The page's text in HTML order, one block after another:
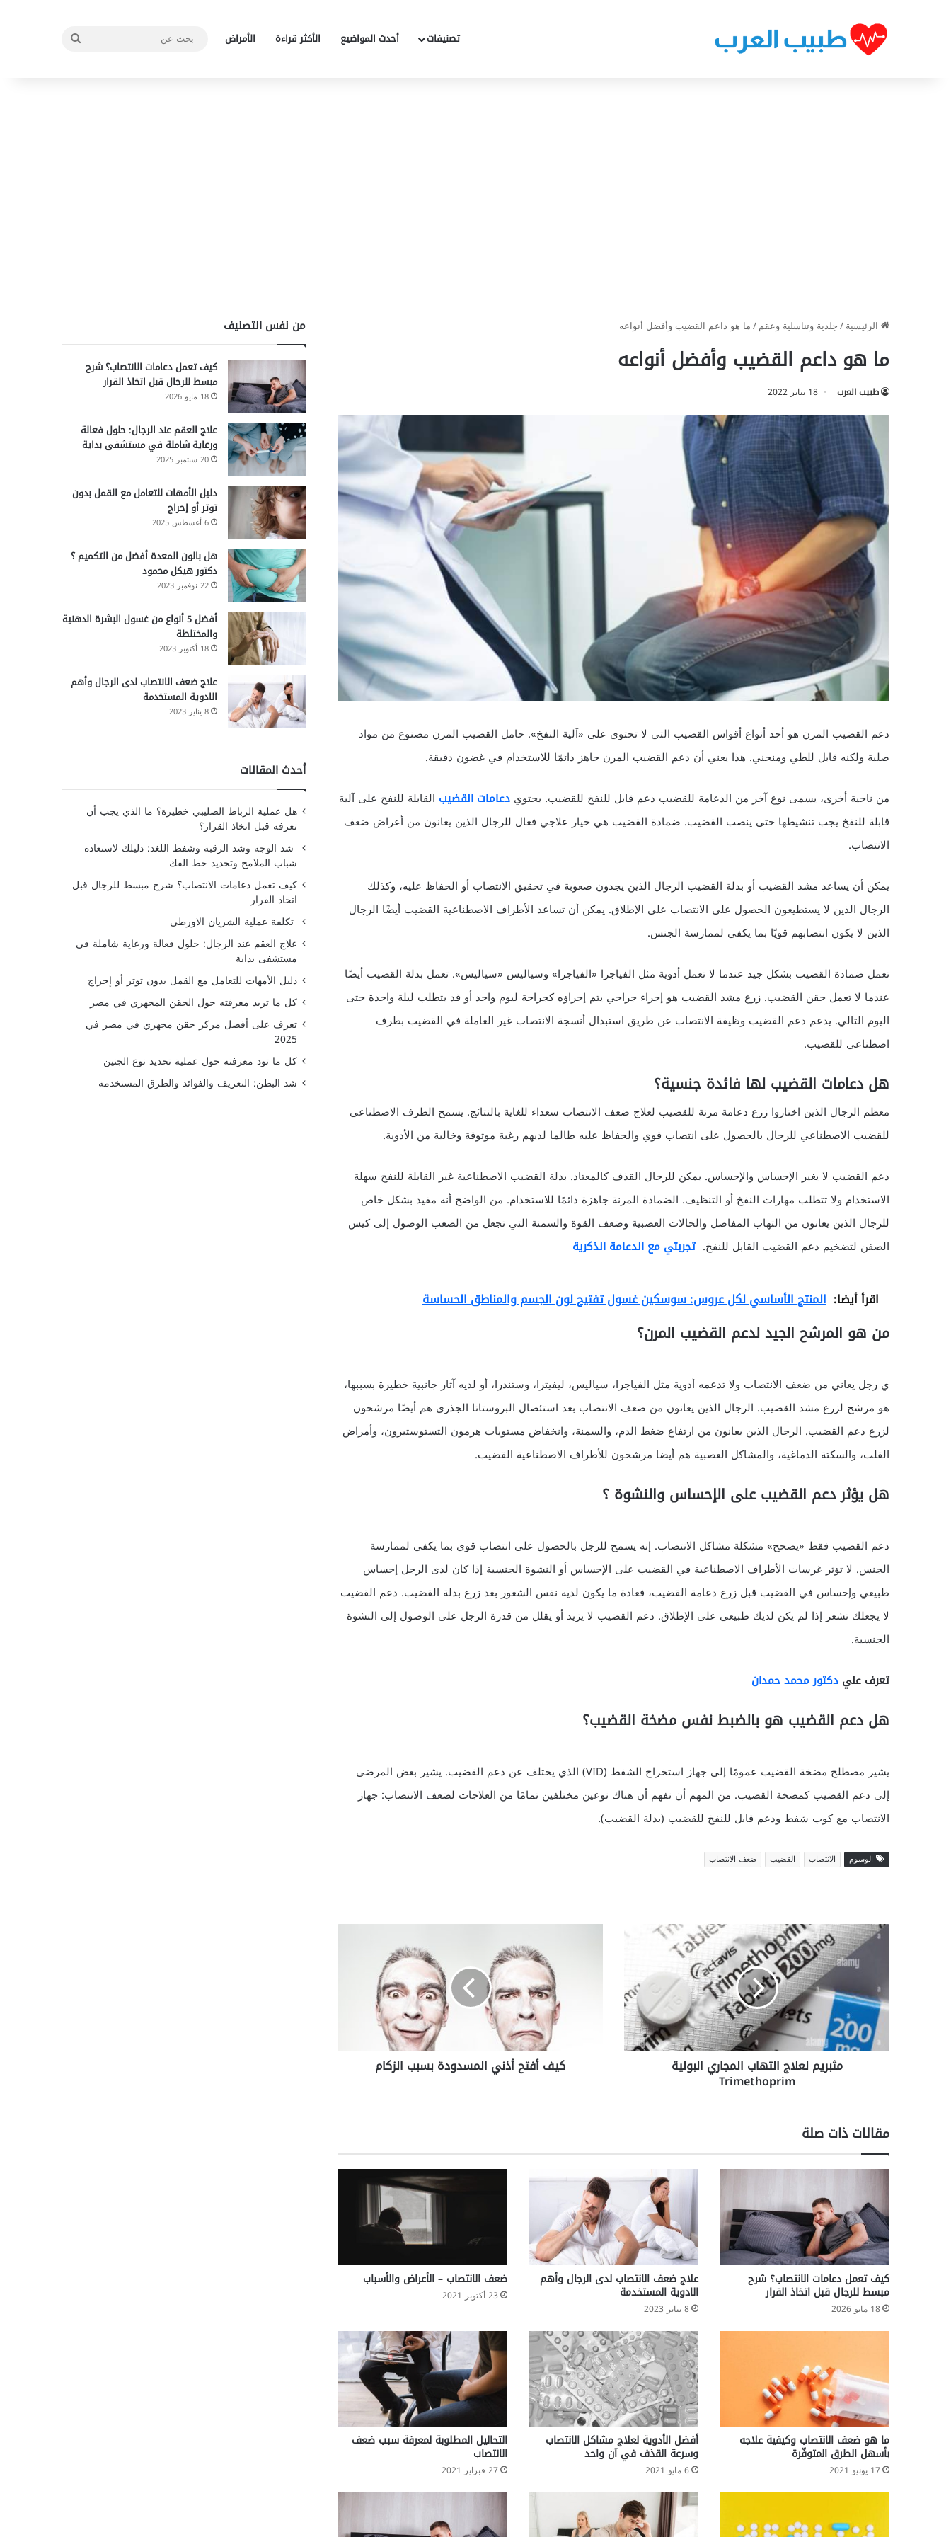
تصنيفات أحدث المواضيع الأكثر قراءة الأمراض
بحث
الرئيسية/جلدية وتناسلية وعقم/ما هو داعم القضيب وأفضل أنواعه
ما هو داعم القضيب وأفضل أنواعه
طبيب العرب 18 يناير 2022
دعم القضيب المرن هو أحد أنواع أقواس القضيب التي لا تحتوي على «آلية النفخ». حامل القضيب المرن مصنوع من مواد
صلبة ولكنه قابل للطي ومنحني. هذا يعني أن دعم القضيب المرن جاهز دائمًا للاستخدام في غضون دقيقة.
من ناحية أخرى، يسمى نوع آخر من الدعامة للقضيب دعم قابل للنفخ للقضيب. يحتوي دعامات القضيب القابلة للنفخ على آلية
قابلة للنفخ يجب تنشيطها حتى ينصب القضيب. ضمادة القضيب هي خيار علاجي فعال للرجال الذين يعانون من أعراض ضعف
الانتصاب.
يمكن أن يساعد مشد القضيب أو بدلة القضيب الرجال الذين يجدون صعوبة في تحقيق الانتصاب أو الحفاظ عليه، وكذلك
الرجال الذين لا يستطيعون الحصول على الانتصاب على الإطلاق. يمكن أن تساعد الأطراف الاصطناعية القضيب أيضًا الرجال
الذين لا يكون انتصابهم قويًا بما يكفي لممارسة الجنس.
تعمل ضمادة القضيب بشكل جيد عندما لا تعمل أدوية مثل الفياجرا «الفياجرا» وسياليس «سياليس». تعمل بدلة القضيب أيضًا
عندما لا تعمل حقن القضيب. زرع مشد القضيب هو إجراء جراحي يتم إجراؤه كجراحة ليوم واحد أو قد يتطلب ليلة واحدة حتى
اليوم التالي. يدعم دعم القضيب وظيفة الانتصاب عن طريق استبدال أنسجة الانتصاب غير العاملة في القضيب بطرف
اصطناعي للقضيب.
هل دعامات القضيب لها فائدة جنسية؟
معظم الرجال الذين اختاروا زرع دعامة مرنة للقضيب لعلاج ضعف الانتصاب سعداء للغاية بالنتائج. يسمح الطرف الاصطناعي
للقضيب الاصطناعي للرجال بالحصول على انتصاب قوي والحفاظ عليه طالما لديهم رغبة موثوقة وخالية من الأدوية.
دعم القضيب لا يغير الإحساس والإحساس. يمكن للرجال القذف كالمعتاد. بدلة القضيب الاصطناعية غير القابلة للنفخ سهلة
الاستخدام ولا تتطلب مهارات النفخ أو التنظيف. الضمادة المرنة جاهزة دائمًا للاستخدام. من الواضح أنه مفيد بشكل خاص
للرجال الذين يعانون من التهاب المفاصل والحالات العصبية وضعف القوة والسمنة التي تجعل من الصعب الوصول إلى كيس
الصفن لتضخيم دعم القضيب القابل للنفخ. تجربتي مع الدعامة الذكرية
اقرأ أيضا: المنتج الأساسي لكل عروس: سوسكين غسول تفتيح لون الجسم والمناطق الحساسة
من هو المرشح الجيد لدعم القضيب المرن؟
ي رجل يعاني من ضعف الانتصاب ولا تدعمه أدوية مثل الفياجرا، سياليس، ليفيترا، وستندرا، أو لديه آثار جانبية خطيرة بسببها،
هو مرشح لزرع مشد القضيب. الرجال الذين يعانون من ضعف الانتصاب بعد استئصال البروستاتا الجذري هم أيضًا مرشحون
لزرع دعم القضيب. الرجال الذين يعانون من ارتفاع ضغط الدم، والسمنة، وانخفاض مستويات هرمون التستوستيرون، وأمراض
القلب، والسكتة الدماغية، والمشاكل العصبية هم أيضا مرشحون للأطراف الاصطناعية القضيب.
هل يؤثر دعم القضيب على الإحساس والنشوة ؟
دعم القضيب فقط «يصحح» مشكلة مشاكل الانتصاب. إنه يسمح للرجل بالحصول على انتصاب قوي بما يكفي لممارسة
الجنس. لا تؤثر غرسات الأطراف الاصطناعية في القضيب على الإحساس أو النشوة الجنسية إذا كان لدى الرجل إحساس
طبيعي وإحساس في القضيب قبل زرع دعامة القضيب، فعادة ما يكون لديه نفس الشعور بعد زرع بدلة القضيب. دعم القضيب
لا يجعلك تشعر إذا لم يكن لديك طبيعي على الإطلاق. دعم القضيب لا يزيد أو يقلل من قدرة الرجل على الوصول إلى النشوة
الجنسية.
تعرف علي دكتور محمد حمدان
هل دعم القضيب هو بالضبط نفس مضخة القضيب؟
يشير مصطلح مضخة القضيب عمومًا إلى جهاز استخراج الشفط (VID) الذي يختلف عن دعم القضيب. يشير بعض المرضى
إلى دعم القضيب كمضخة القضيب. من المهم أن نفهم أن هناك نوعين مختلفين تمامًا من العلاجات لضعف الانتصاب: جهاز
الانتصاب مع كوب شفط ودعم قابل للنفخ للقضيب (بدلة القضيب).
الوسوم الانتصاب القضيب ضعف الانتصاب
مثبريم
البولية
Trimethoprim
مثبريم لعلاج التهاب المجاري البولية
Trimethoprim
كيف أفتح أذني المسدودة بسبب الزكام
مقالات ذات صلة
كيف تعمل دعامات الانتصاب؟ شرح
مبسط للرجال قبل اتخاذ القرار
18 مايو 2026
علاج ضعف الانتصاب لدى الرجال وأهم
الادوية المستخدمة
8 يناير 2023
ضعف الانتصاب – الأعراض والأسباب
23 أكتوبر 2021
ما هو ضعف الانتصاب وكيفية علاجه
بأسهل الطرق المتوفّرة
17 يونيو 2021
أفضل الأدوية لعلاج مشاكل الانتصاب
وسرعة القذف في آن واحد
6 مايو 2021
التحاليل المطلوبة لمعرفة سبب ضعف
الانتصاب
27 فبراير 2021
من نفس التصنيف
كيف تعمل دعامات الانتصاب؟ شرح
مبسط للرجال قبل اتخاذ القرار
18 مايو 2026
علاج العقم عند الرجال: حلول فعالة
ورعاية شاملة في مستشفى بداية
20 سبتمبر 2025
دليل الأمهات للتعامل مع القمل بدون
توتر أو إحراج
6 أغسطس 2025
هل بالون المعدة أفضل من التكميم ؟
دكتور هيكل محمود
22 نوفمبر 2023
أفضل 5 أنواع من غسول البشرة الدهنية
والمختلطة
18 أكتوبر 2023
علاج ضعف الانتصاب لدى الرجال وأهم
الادوية المستخدمة
8 يناير 2023
أحدث المقالات
هل عملية الرباط الصليبي خطيرة؟ ما الذي يجب أن
تعرفه قبل اتخاذ القرار؟
شد الوجه وشد الرقبة وشفط اللغد: دليلك لاستعادة
شباب الملامح وتحديد خط الفك
كيف تعمل دعامات الانتصاب؟ شرح مبسط للرجال قبل
اتخاذ القرار
تكلفة عملية الشريان الاورطي
علاج العقم عند الرجال: حلول فعالة ورعاية شاملة في
مستشفى بداية
دليل الأمهات للتعامل مع القمل بدون توتر أو إحراج
كل ما تريد معرفته حول الحقن المجهري في مصر
تعرف على أفضل مركز حقن مجهري في مصر في
2025
كل ما تود معرفته حول عملية تحديد نوع الجنين
شد البطن: التعريف والفوائد والطرق المستخدمة